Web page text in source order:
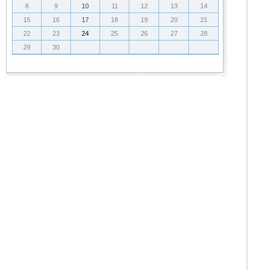
8
9 10 11 12 13
14
15
16 17 18 19 20
21
22
23 24 25 26 27
28
29
30